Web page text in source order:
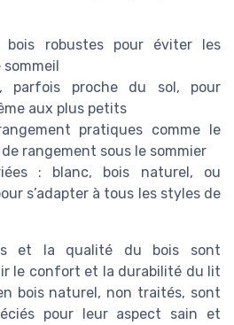
bois robustes pour éviter les
parfois proche du sol, pour
aux plus petits
pratiques comme le
rangement sous le sommier
: blanc, bois naturel, ou
s’adapter à tous les styles de
et la qualité du bois sont
le confort et la durabilité du lit
bois naturel, non traités, sont
pour leur aspect sain et